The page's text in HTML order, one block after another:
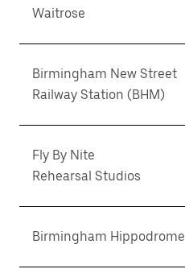
Waitrose
Birmingham New Street
Railway Station (BHM)
Fly By Nite
Rehearsal Studios
Birmingham Hippodrome